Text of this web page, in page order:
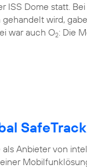
ISS Dome statt.
wird,
war auch O2: Die
Anbieter von